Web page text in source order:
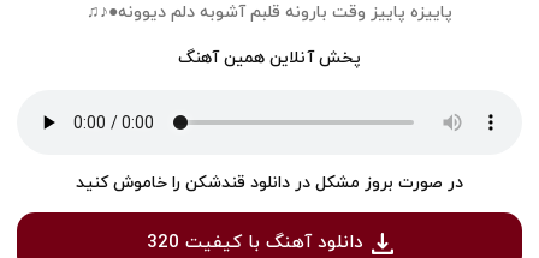
پاییزه پاییز وقت بارونه قلبم آشوبه دلم دیوونه●♪♫
پخش آنلاین همین آهنگ
در صورت بروز مشکل در دانلود قندشکن را خاموش کنید
دانلود آهنگ با کیفیت 320